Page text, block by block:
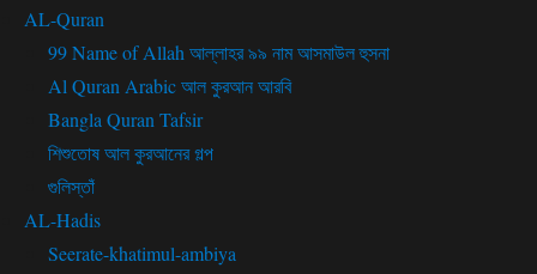
AL-Quran
99 Name of Allah আল্লাহর ৯৯ নাম আসমাউল হুসনা
Al Quran Arabic আল কুরআন আরবি
Bangla Quran Tafsir
শিশুতোষ আল কুরআনের গল্প
গুলিস্তাঁ
AL-Hadis
Seerate-khatimul-ambiya